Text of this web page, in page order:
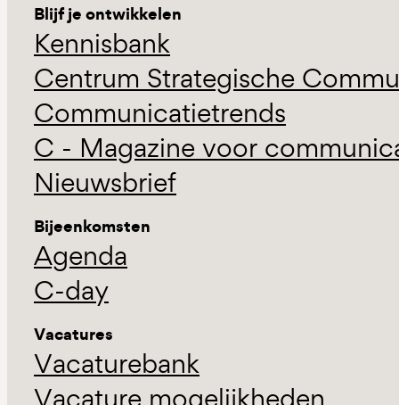
Blijf je ontwikkelen
Kennisbank
Centrum Strategische
Communicatietrends
C - Magazine voor
Nieuwsbrief
Bijeenkomsten
Agenda
C-day
Vacatures
Vacaturebank